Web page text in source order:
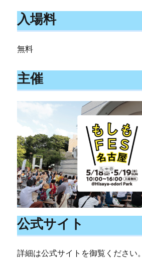
入場料
無料
主催
公式サイト
詳細は公式サイトを御覧ください。